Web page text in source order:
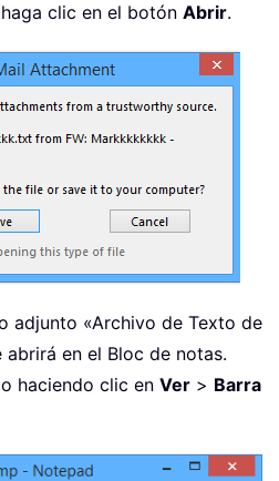
clic en el botón Abrir.
adjunto «Archivo de Texto de
en el Bloc de notas.
haciendo clic en Ver > Barra